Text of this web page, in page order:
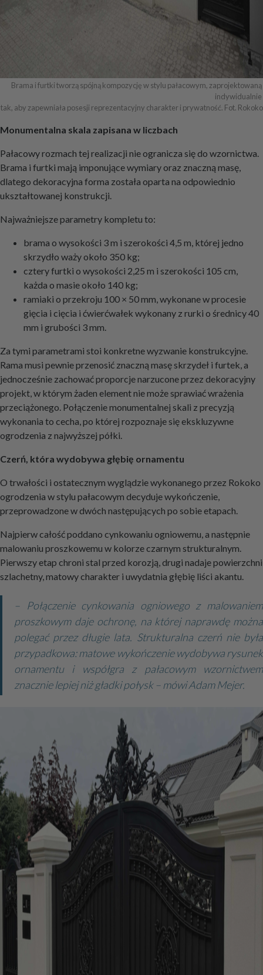
Brama i furtki tworzą spójną kompozycję w stylu pałacowym, zaprojektowaną
indywidualnie
tak, aby zapewniała posesji reprezentacyjny charakter i prywatność. Fot. Rokoko
Monumentalna skala zapisana w liczbach
Pałacowy rozmach tej realizacji nie ogranicza się do wzornictwa.
Brama i furtki mają imponujące wymiary oraz znaczną masę,
dlatego dekoracyjna forma została oparta na odpowiednio
ukształtowanej konstrukcji.
Najważniejsze parametry kompletu to:
brama o wysokości 3 m i szerokości 4,5 m, której jedno
skrzydło waży około 350 kg;
cztery furtki o wysokości 2,25 m i szerokości 105 cm,
każda o masie około 140 kg;
ramiaki o przekroju 100 × 50 mm, wykonane w procesie
gięcia i cięcia i ćwierćwałek wykonany z rurki o średnicy 40
mm i grubości 3 mm.
Za tymi parametrami stoi konkretne wyzwanie konstrukcyjne.
Rama musi pewnie przenosić znaczną masę skrzydeł i furtek, a
jednocześnie zachować proporcje narzucone przez dekoracyjny
projekt, w którym żaden element nie może sprawiać wrażenia
przeciążonego. Połączenie monumentalnej skali z precyzją
wykonania to cecha, po której rozpoznaje się ekskluzywne
ogrodzenia z najwyższej półki.
Czerń, która wydobywa głębię ornamentu
O trwałości i ostatecznym wyglądzie wykonanego przez Rokoko
ogrodzenia w stylu pałacowym decyduje wykończenie,
przeprowadzone w dwóch następujących po sobie etapach.
Najpierw całość poddano cynkowaniu ogniowemu, a następnie
malowaniu proszkowemu w kolorze czarnym strukturalnym.
Pierwszy etap chroni stal przed korozją, drugi nadaje powierzchni
szlachetny, matowy charakter i uwydatnia głębię liści akantu.
– Połączenie cynkowania ogniowego z malowaniem
proszkowym daje ochronę, na której naprawdę można
polegać przez długie lata. Strukturalna czerń nie była
przypadkowa: matowe wykończenie wydobywa rysunek
ornamentu i współgra z pałacowym wzornictwem
znacznie lepiej niż gładki połysk – mówi Adam Mejer.